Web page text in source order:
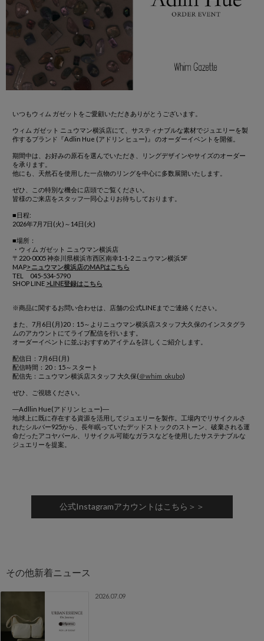
いつもウィム ガゼットをご愛顧いただきありがとうございます。
ウィム ガゼット ニュウマン横浜店にて、サスティナブルな素材でジュエリーを製
作するブランド『Adlin Hue (アドリン ヒュー)』 のオーダーイベントを開催。
期間中は、お好みの原石を選んでいただき、リングデザインやサイズのオーダー
を承ります。
他にも、天然石を使用した一点物のリングを中心に多数展開いたします。
ぜひ、この特別な機会に店頭でご覧ください。
皆様のご来店をスタッフ一同心よりお待ちしております。
■日程:
2026年7月7日(火)～14日(火)
■場所：
・ウィム ガゼット ニュウマン横浜店
〒220-0005 神奈川県横浜市西区南幸1-1-2 ニュウマン横浜5F
MAP> ニュウマン横浜店のMAPはこちら
TEL 045-534-5790
SHOP LINE >LINE登録はこちら
※商品に関するお問い合わせは、店舗の公式LINEまでご連絡ください。
また、7月6日(月)20：15～よりニュウマン横浜店スタッフ大久保のインスタグラ
ムのアカウントにてライブ配信を行います。
オーダーイベントに並ぶおすすめアイテムを詳しくご紹介します。
配信日：7月6日(月)
配信時間：20：15～スタート
配信先：ニュウマン横浜店スタッフ 大久保(＠whim_okubo)
ぜひ、ご視聴ください。
―Adllin Hue(アドリン ヒュー)―
地球上に既に存在する資源を活用してジュエリーを製作。工場内でリサイクルさ
れたシルバー925から、長年眠っていたデッドストックのストーン、破棄される運
命だったアコヤパール、リサイクル可能なガラスなどを使用したサステナブルな
ジュエリーを提案。
公式Instagramアカウントはこちら＞＞
2026.07.09